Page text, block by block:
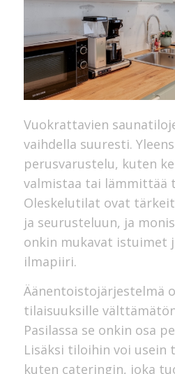
Vuokrattavien
vaihdella suuresti.
perusvarustelu, kuten
valmistaa tai lämmittää
Oleskelutilat ovat
ja seurusteluun, ja
onkin mukavat istuimet
ilmapiiri.
Äänentoistojärjestelmä
tilaisuuksille
Pasilassa se onkin osa
Lisäksi tiloihin voi usein
kuten cateringin, joka